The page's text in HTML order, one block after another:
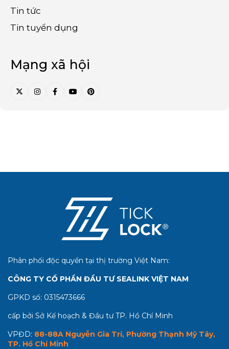
Tin tức
Tin tuyển dụng
Mạng xã hội
Phân phối độc quyền tại thị trường Việt Nam:
CÔNG TY CỔ PHẦN ĐẦU TƯ SEALINK VIỆT NAM
GPKD số: 0315473666
cấp bởi Sở Kế hoạch & Đầu tư TP. Hồ Chí Minh
VPĐD: 88-88A Nguyễn Gia Trí, Phường Thạnh Mỹ Tây,
TP. Hồ Chí Minh